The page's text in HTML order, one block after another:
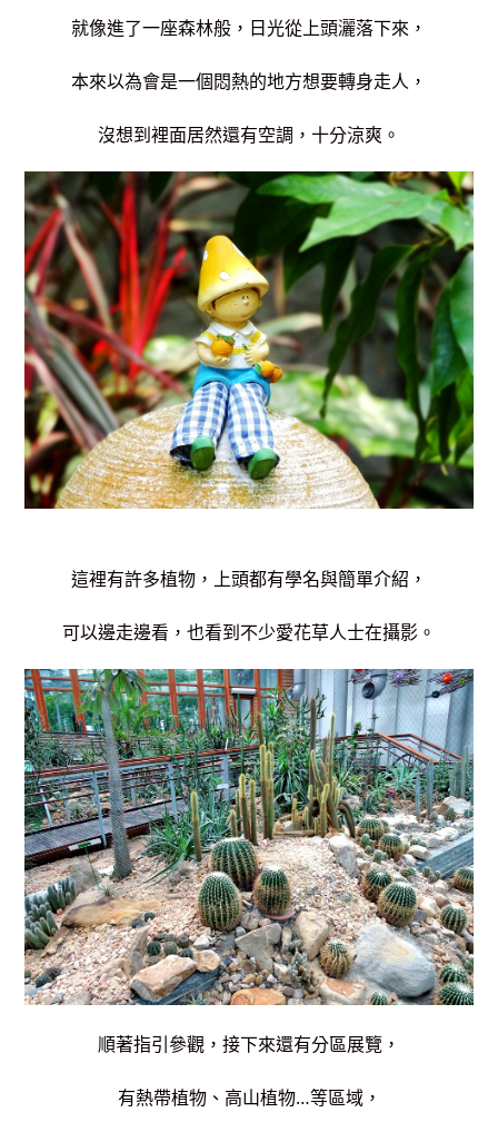
就像進了一座森林般，日光從上頭灑落下來，
本來以為會是一個悶熱的地方想要轉身走人，
沒想到裡面居然還有空調，十分涼爽。
這裡有許多植物，上頭都有學名與簡單介紹，
可以邊走邊看，也看到不少愛花草人士在攝影。
順著指引參觀，接下來還有分區展覽，
有熱帶植物、高山植物…等區域，